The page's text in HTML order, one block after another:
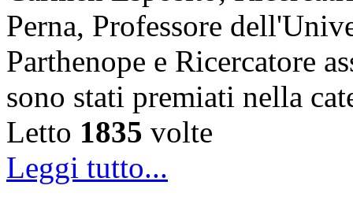
Perna, Professore
Parthenope e Ricercatore
sono stati premiati nella
Letto 1835 volte
Leggi tutto...